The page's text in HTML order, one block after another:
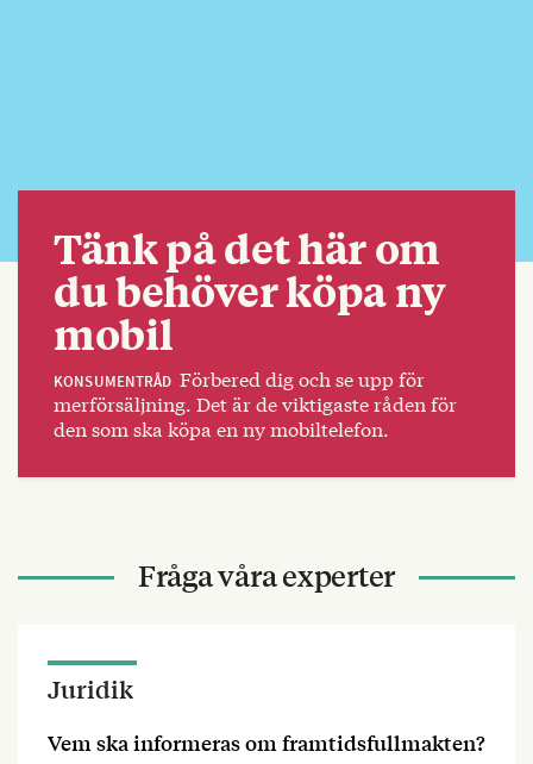
Tänk på det här om
du behöver köpa ny
mobil
KONSUMENTRÅD Förbered dig och se upp för
merförsäljning. Det är de viktigaste råden för
den som ska köpa en ny mobiltelefon.
Fråga våra experter
Juridik
Vem ska informeras om framtidsfullmakten?